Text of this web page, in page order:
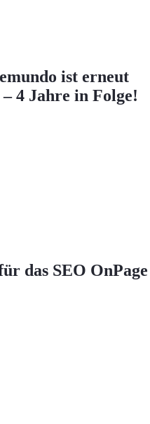
ist erneut
4 Jahre in Folge!
das SEO OnPage